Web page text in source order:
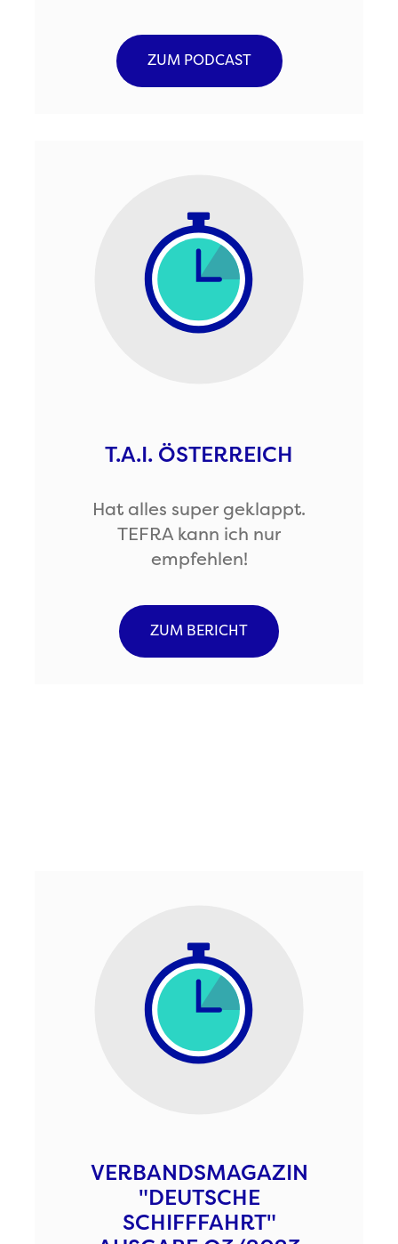
ZUM PODCAST
T.A.I. ÖSTERREICH
Hat alles super geklappt.
TEFRA kann ich nur
empfehlen!
ZUM BERICHT
VERBANDSMAGAZIN
"DEUTSCHE
SCHIFFFAHRT"